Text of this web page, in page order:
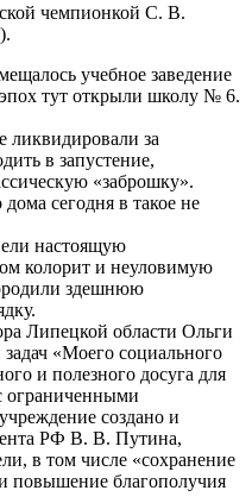
чемпионкой С. В.
учебное заведение
тут открыли школу № 6.
ликвидировали за
в запустение,
«заброшку».
сегодня в такое не
настоящую
колорит и неуловимую
здешнюю
Липецкой области Ольги
«Моего социального
и полезного досуга для
ограниченными
создано и
РФ В. В. Путина,
в том числе «сохранение
повышение благополучия